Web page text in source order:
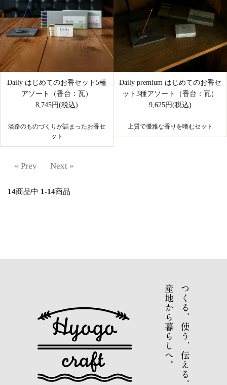
Daily はじめてのお香セット5種
アソート（香台：瓦）
8,745円(税込)
淡路のものづくりが詰まったお香セ
ット
Daily premium はじめてのお香セ
ット3種アソート（香台：瓦）
9,625円(税込)
上質で優雅な香りを嗜むセット
« Prev Next »
14商品中 1-14商品